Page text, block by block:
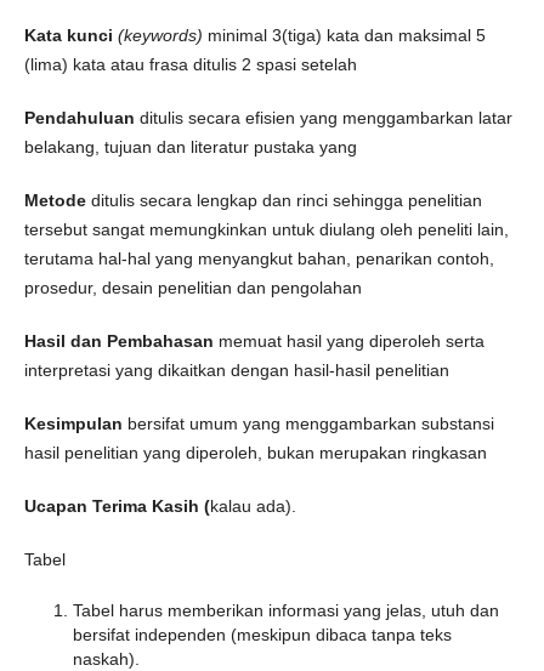
Kata kunci (keywords) minimal 3(tiga) kata dan maksimal 5
(lima) kata atau frasa ditulis 2 spasi setelah
Pendahuluan ditulis secara efisien yang menggambarkan latar
belakang, tujuan dan literatur pustaka yang
Metode ditulis secara lengkap dan rinci sehingga penelitian
tersebut sangat memungkinkan untuk diulang oleh peneliti lain,
terutama hal-hal yang menyangkut bahan, penarikan contoh,
prosedur, desain penelitian dan pengolahan
Hasil dan Pembahasan memuat hasil yang diperoleh serta
interpretasi yang dikaitkan dengan hasil-hasil penelitian
Kesimpulan bersifat umum yang menggambarkan substansi
hasil penelitian yang diperoleh, bukan merupakan ringkasan
Ucapan Terima Kasih (kalau ada).
Tabel
Tabel harus memberikan informasi yang jelas, utuh dan
bersifat independen (meskipun dibaca tanpa teks
naskah).